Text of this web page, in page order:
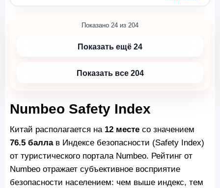
Показано 24 из 204
Показать ещё 24
Показать все 204
Numbeo Safety Index
Китай располагается на 12 месте со значением
76.5 баллав Индексе безопасности (Safety Index)
от туристического портала Numbeo. Рейтинг от
Numbeo отражает субъективное восприятие
безопасности населением: чем выше индекс, тем